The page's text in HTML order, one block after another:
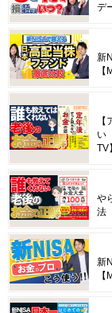
デ
新
い
TV】
や
法
新